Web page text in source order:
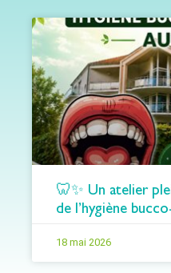
🦷✨ Un atelier
de l’hygiène
18 mai 2026